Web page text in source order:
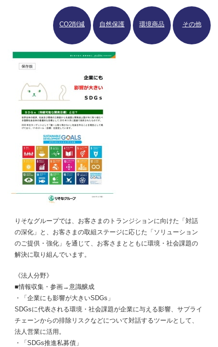
CO2削減 自然保護 環境商品 その他
りそなグループでは、お客さまのトランジションに向けた「対話
の深化」と、お客さまの取組ステージに応じた「ソリューション
のご提供・強化」を通じて、お客さまとともに環境・社会課題の
解決に取り組んでいます。
《法人分野》
■情報収集・参画→意識醸成
・「企業にも影響が大きいSDGs」
SDGsに代表される環境・社会課題が企業に与える影響、サプライ
チェーンからの排除リスクなどについて対話するツールとして、
法人営業に活用。
・「SDGs推進私募債」